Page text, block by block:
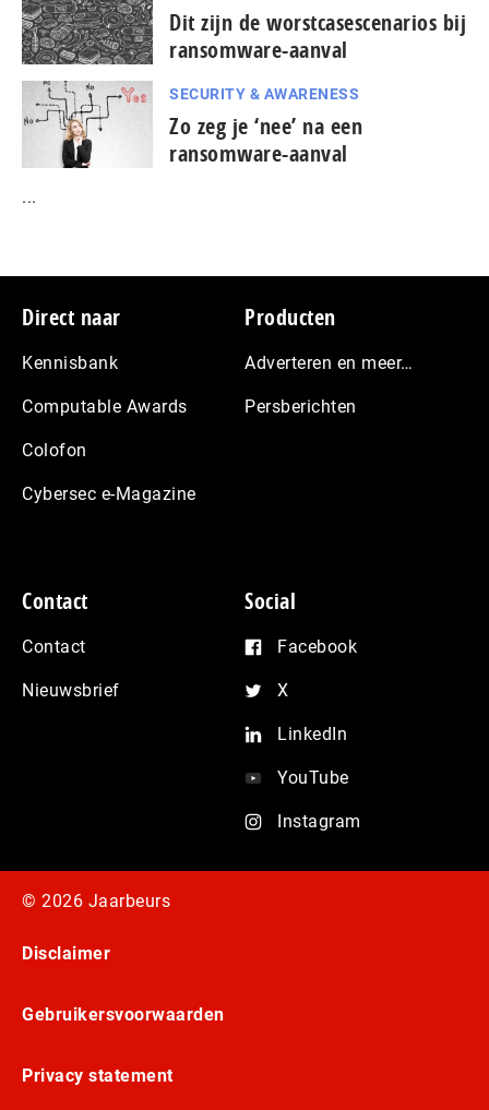
Dit zijn de worstcasescenarios bij
ransomware-aanval
SECURITY & AWARENESS
Zo zeg je ‘nee’ na een
ransomware-aanval
...
Footer
Direct naar
Kennisbank
Computable Awards
Colofon
Cybersec e-Magazine
Producten
Adverteren en meer…
Persberichten
Contact
Contact
Nieuwsbrief
Social
Facebook
X
LinkedIn
YouTube
Instagram
© 2026 Jaarbeurs
Disclaimer
Gebruikersvoorwaarden
Privacy statement